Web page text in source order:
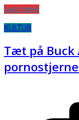
Læs mere
KULTUR
Tæt på Buck